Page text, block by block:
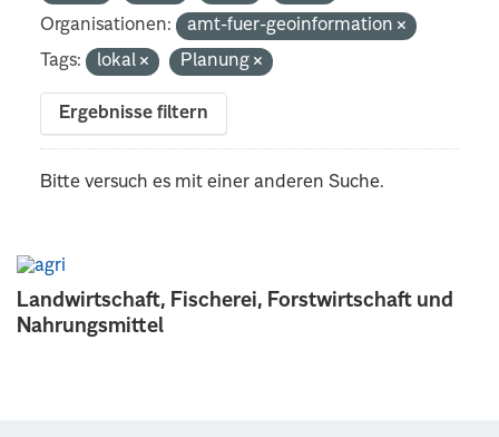
Landwirtschaft, Fischerei, Forstwirtschaft und
Nahrungsmittel
Organisationen:
amt-fuer-geoinformation
Tags:
lokal Planung
Ergebnisse filtern
Bitte versuch es mit einer anderen Suche.